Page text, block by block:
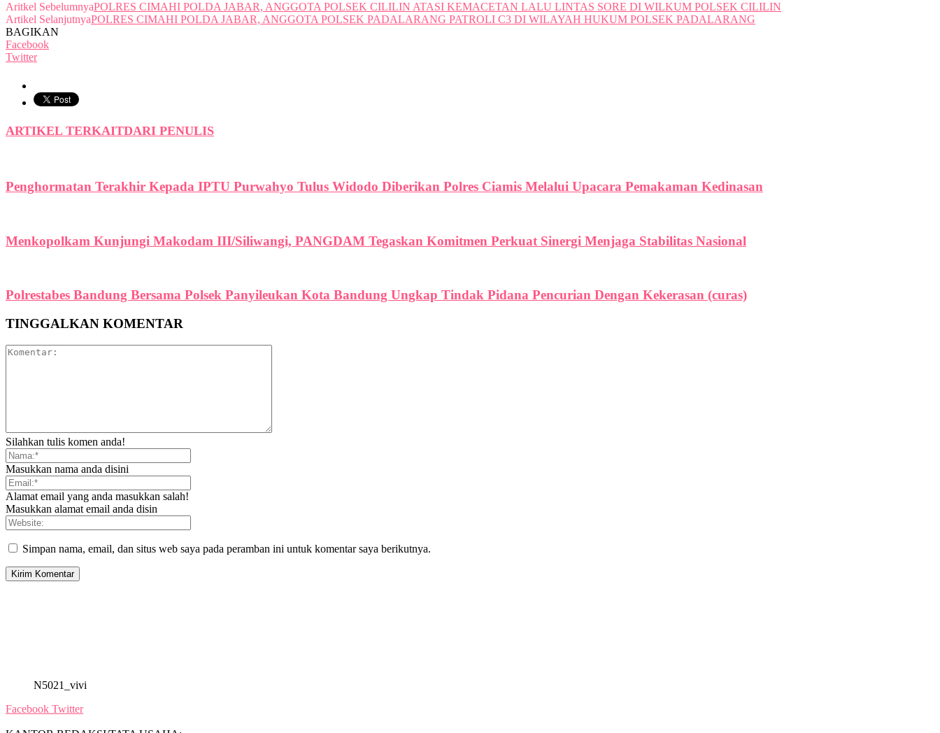
Aritkel SebelumnyaPOLRES CIMAHI POLDA JABAR, ANGGOTA POLSEK CILILIN ATASI KEMACETAN LALU LINTAS SORE DI WILKUM POLSEK CILILIN
Artikel SelanjutnyaPOLRES CIMAHI POLDA JABAR, ANGGOTA POLSEK PADALARANG PATROLI C3 DI WILAYAH HUKUM POLSEK PADALARANG
BAGIKAN
Facebook
Twitter
ARTIKEL TERKAITDARI PENULIS
Penghormatan Terakhir Kepada IPTU Purwahyo Tulus Widodo Diberikan Polres Ciamis Melalui Upacara Pemakaman Kedinasan
Menkopolkam Kunjungi Makodam III/Siliwangi, PANGDAM Tegaskan Komitmen Perkuat Sinergi Menjaga Stabilitas Nasional
Polrestabes Bandung Bersama Polsek Panyileukan Kota Bandung Ungkap Tindak Pidana Pencurian Dengan Kekerasan (curas)
TINGGALKAN KOMENTAR
Silahkan tulis komen anda!
Masukkan nama anda disini
Alamat email yang anda masukkan salah!
Masukkan alamat email anda disin
Simpan nama, email, dan situs web saya pada peramban ini untuk komentar saya berikutnya.
N5021_vivi
Facebook Twitter